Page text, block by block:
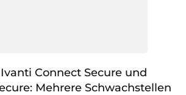
Connect Secure und
Mehrere Schwachstellen